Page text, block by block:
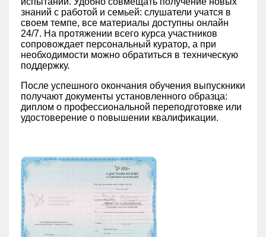
знаний с работой и семьей: слушатели учатся в
своем темпе, все материалы доступны онлайн
24/7. На протяжении всего курса участников
сопровождает персональный куратор, а при
необходимости можно обратиться в техническую
поддержку.
После успешного окончания обучения выпускники
получают документы установленного образца:
диплом о профессиональной переподготовке или
удостоверение о повышении квалификации.